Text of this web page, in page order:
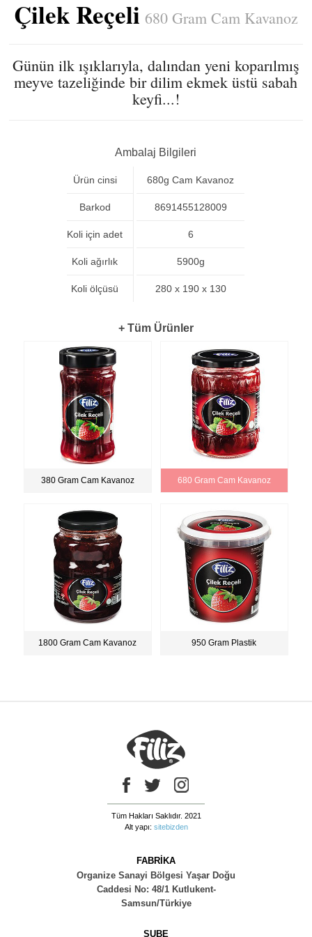
Çilek Reçeli 680 Gram Cam Kavanoz
Günün ilk ışıklarıyla, dalından yeni koparılmış
meyve tazeliğinde bir dilim ekmek üstü sabah
keyfi...!
Ambalaj Bilgileri
Ürün cinsi
Barkod
Koli için adet
Koli ağırlık
Koli ölçüsü
680g Cam Kavanoz
8691455128009
6
5900g
280 x 190 x 130
+ Tüm Ürünler
380 Gram Cam Kavanoz 680 Gram Cam Kavanoz
1800 Gram Cam Kavanoz 950 Gram Plastik
Tüm Hakları Saklıdır. 2021
Alt yapı: sitebizden
FABRİKA
Organize Sanayi Bölgesi Yaşar Doğu
Caddesi No: 48/1 Kutlukent-
Samsun/Türkiye
ŞUBE